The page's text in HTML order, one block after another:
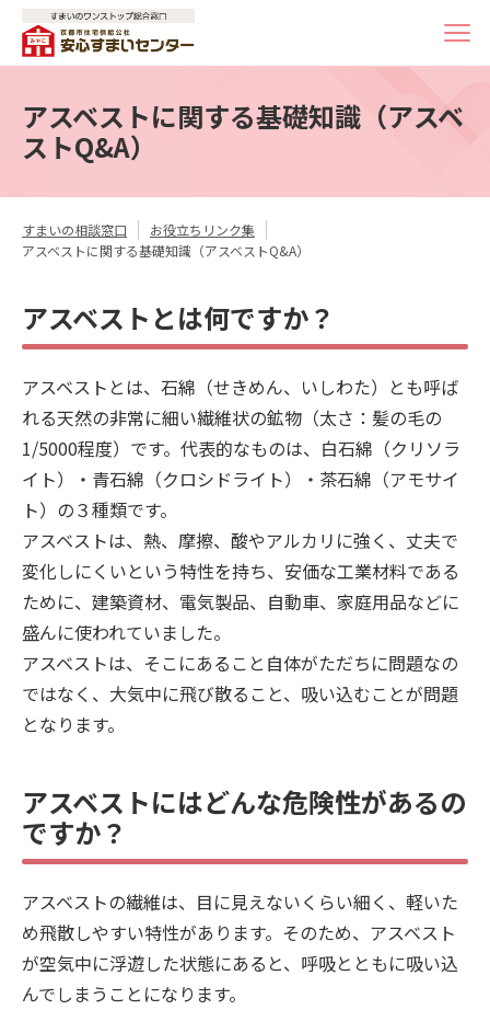
アスベストに関する基礎知識（アスベ
ストQ&A）
すまいの相談窓口
お役立ちリンク集
アスベストに関する基礎知識（アスベストQ&A）
アスベストとは何ですか？
アスベストとは、石綿（せきめん、いしわた）とも呼ば
れる天然の非常に細い繊維状の鉱物（太さ：髪の毛の
1/5000程度）です。代表的なものは、白石綿（クリソラ
イト）・青石綿（クロシドライト）・茶石綿（アモサイ
ト）の３種類です。
アスベストは、熱、摩擦、酸やアルカリに強く、丈夫で
変化しにくいという特性を持ち、安価な工業材料である
ために、建築資材、電気製品、自動車、家庭用品などに
盛んに使われていました。
アスベストは、そこにあること自体がただちに問題なの
ではなく、大気中に飛び散ること、吸い込むことが問題
となります。
アスベストにはどんな危険性があるの
ですか？
アスベストの繊維は、目に見えないくらい細く、軽いた
め飛散しやすい特性があります。そのため、アスベスト
が空気中に浮遊した状態にあると、呼吸とともに吸い込
んでしまうことになります。